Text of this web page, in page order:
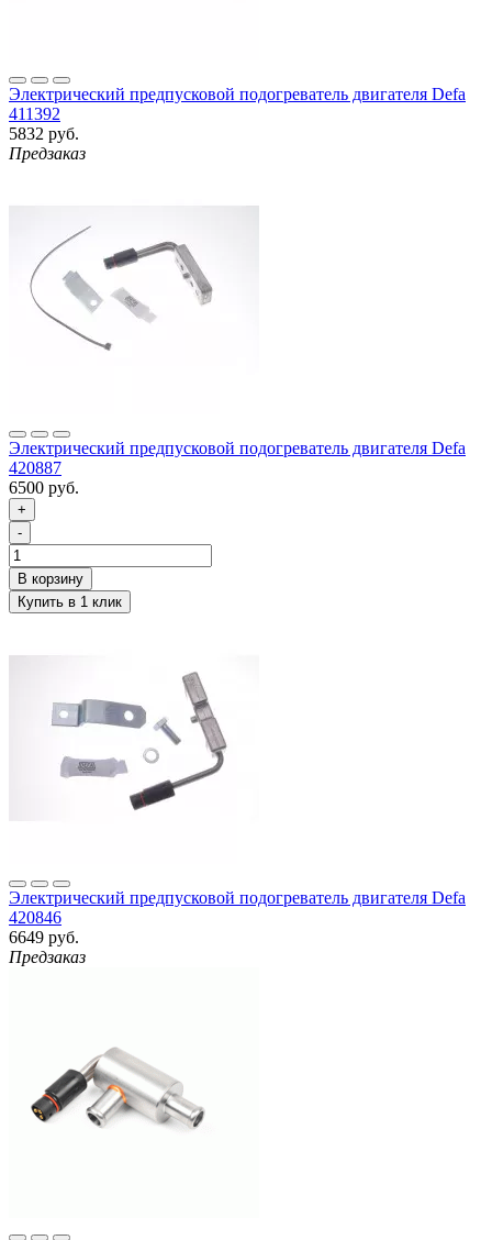
Электрический предпусковой подогреватель двигателя Defa
411392
5832 руб.
Предзаказ
Электрический предпусковой подогреватель двигателя Defa
420887
6500 руб.
+
-
Электрический предпусковой подогреватель двигателя Defa
420846
6649 руб.
Предзаказ